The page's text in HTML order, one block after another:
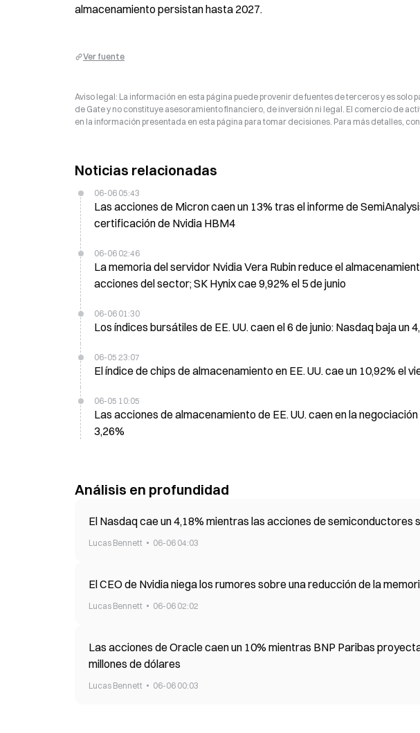
almacenamiento persistan hasta 2027.
Ver fuente
Aviso legal: La información en esta página puede provenir de fuentes de terceros y es solo
de Gate y no constituye asesoramiento financiero, de inversión ni legal. El comercio de
en la información presentada en esta página para tomar decisiones. Para más detalles,
Noticias relacionadas
06-06 05:43
Las acciones de Micron caen un 13% tras el informe de
certificación de Nvidia HBM4
06-06 02:46
La memoria del servidor Nvidia Vera Rubin reduce el
acciones del sector; SK Hynix cae 9,92% el 5 de junio
06-06 01:30
Los índices bursátiles de EE. UU. caen el 6 de junio: Nasdaq baja un
06-05 23:07
El índice de chips de almacenamiento en EE. UU. cae un 10,92% el
06-05 10:05
Las acciones de almacenamiento de EE. UU. caen en la
3,26%
Análisis en profundidad
El Nasdaq cae un 4,18% mientras las acciones de semiconductores
Lucas Bennett 06-06 04:03
El CEO de Nvidia niega los rumores sobre una reducción de la
Lucas Bennett 06-06 02:02
Las acciones de Oracle caen un 10% mientras BNP Paribas
millones de dólares
Lucas Bennett 06-06 00:03